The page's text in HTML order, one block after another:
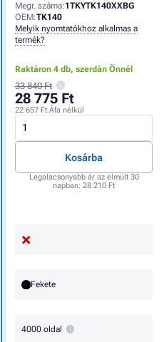
Megr. száma:1TKYTK140XXBG
OEM:TK140
Melyik nyomtatókhoz alkalmas a
termék?
Raktáron 4 db, szerdán Önnél
33 840 Ft
28 775 Ft
22 657 Ft Áfa nélkül
Kosárba
Legalacsonyabb ár az elmúlt 30
napban: 28 210 Ft
Fekete
4000 oldal